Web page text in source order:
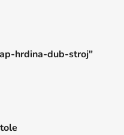
hrdina-dub-stroj"